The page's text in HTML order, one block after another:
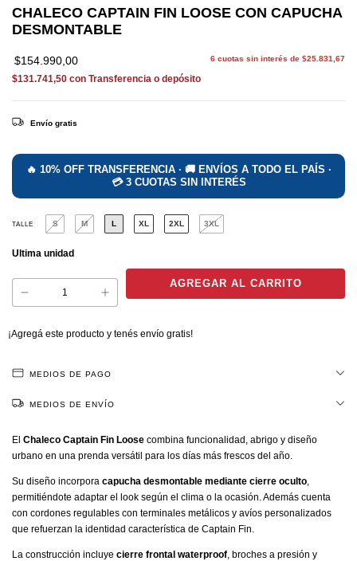
CHALECO CAPTAIN FIN LOOSE CON CAPUCHA
DESMONTABLE
$154.990,00 6 cuotas sin interés de $25.831,67
$131.741,50 con Transferencia o depósito
Envío gratis
TALLE S M L XL 2XL 3XL
Ultima unidad
¡Agregá este producto y tenés envío gratis!
MEDIOS DE PAGO
MEDIOS DE ENVÍO
El Chaleco Captain Fin Loose combina funcionalidad, abrigo y diseño
urbano en una prenda versátil para los días más frescos del año.
Su diseño incorpora capucha desmontable mediante cierre oculto,
permitiéndote adaptar el look según el clima o la ocasión. Además cuenta
con cordones regulables con terminales metálicos y avíos personalizados
que refuerzan la identidad característica de Captain Fin.
La construcción incluye cierre frontal waterproof, broches a presión y